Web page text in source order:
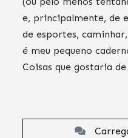
e, principalmente, de
de esportes,
é meu pequeno
Coisas que gostaria